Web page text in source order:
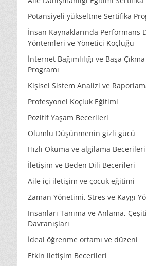
Potansiyeli yükseltme Sertifika
İnsan Kaynaklarında Performans
Yöntemleri ve Yönetici Koçluğu
İnternet Bağımlılığı ve Başa
Programı
Kişisel Sistem Analizi ve
Profesyonel Koçluk Eğitimi
Pozitif Yaşam Becerileri
Olumlu Düşünmenin gizli gücü
Hızlı Okuma ve algilama Becerileri
İletişim ve Beden Dili Becerileri
Aile içi iletişim ve çocuk eğitimi
Zaman Yönetimi, Stres ve Kaygı
Insanları Tanıma ve Anlama,
Davranışları
İdeal öğrenme ortamı ve düzeni
Etkin iletişim Becerileri